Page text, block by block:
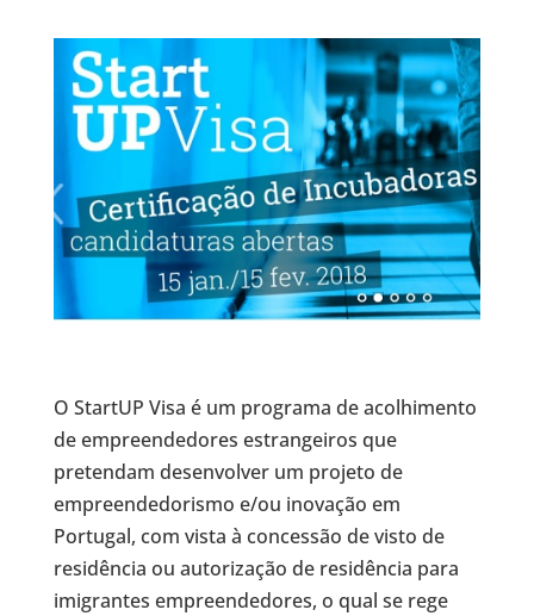
O StartUP Visa é um programa de acolhimento
de empreendedores estrangeiros que
pretendam desenvolver um projeto de
empreendedorismo e/ou inovação em
Portugal, com vista à concessão de visto de
residência ou autorização de residência para
imigrantes empreendedores, o qual se rege